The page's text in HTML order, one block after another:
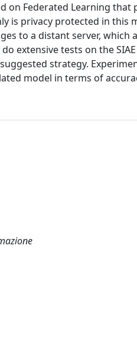
on Federated Learning
is privacy protected in this
to a distant server, which
extensive tests on the
strategy.
model in terms of